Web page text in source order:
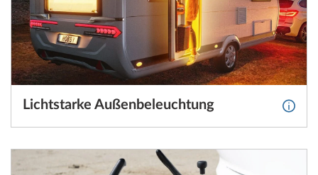
Lichtstarke Außenbeleuchtung